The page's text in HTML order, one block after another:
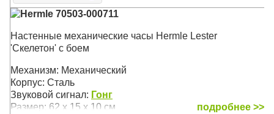
просторном холле
Механизм: Механический
Звуковой сигнал: Бим-Бом
Размер: 66 х 34 х 16,5 см
Hermle 70503-000711
Настенные механические часы Hermle Lester
'Скелетон' с боем
Механизм: Механический
Корпус: Сталь
Звуковой сигнал: Гонг
Размер: 62 х 15 х 10 см
подробнее >>